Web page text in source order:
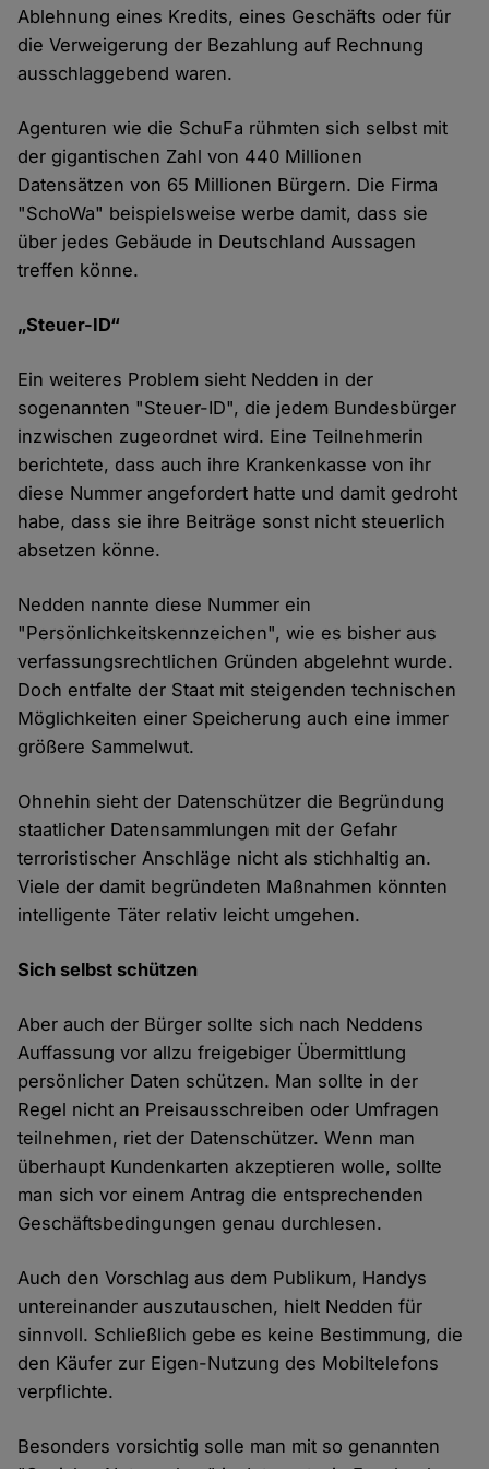
Ablehnung eines Kredits, eines Geschäfts oder für
die Verweigerung der Bezahlung auf Rechnung
ausschlaggebend waren.
Agenturen wie die SchuFa rühmten sich selbst mit
der gigantischen Zahl von 440 Millionen
Datensätzen von 65 Millionen Bürgern. Die Firma
"SchoWa" beispielsweise werbe damit, dass sie
über jedes Gebäude in Deutschland Aussagen
treffen könne.
„Steuer-ID“
Ein weiteres Problem sieht Nedden in der
sogenannten "Steuer-ID", die jedem Bundesbürger
inzwischen zugeordnet wird. Eine Teilnehmerin
berichtete, dass auch ihre Krankenkasse von ihr
diese Nummer angefordert hatte und damit gedroht
habe, dass sie ihre Beiträge sonst nicht steuerlich
absetzen könne.
Nedden nannte diese Nummer ein
"Persönlichkeitskennzeichen", wie es bisher aus
verfassungsrechtlichen Gründen abgelehnt wurde.
Doch entfalte der Staat mit steigenden technischen
Möglichkeiten einer Speicherung auch eine immer
größere Sammelwut.
Ohnehin sieht der Datenschützer die Begründung
staatlicher Datensammlungen mit der Gefahr
terroristischer Anschläge nicht als stichhaltig an.
Viele der damit begründeten Maßnahmen könnten
intelligente Täter relativ leicht umgehen.
Sich selbst schützen
Aber auch der Bürger sollte sich nach Neddens
Auffassung vor allzu freigebiger Übermittlung
persönlicher Daten schützen. Man sollte in der
Regel nicht an Preisausschreiben oder Umfragen
teilnehmen, riet der Datenschützer. Wenn man
überhaupt Kundenkarten akzeptieren wolle, sollte
man sich vor einem Antrag die entsprechenden
Geschäftsbedingungen genau durchlesen.
Auch den Vorschlag aus dem Publikum, Handys
untereinander auszutauschen, hielt Nedden für
sinnvoll. Schließlich gebe es keine Bestimmung, die
den Käufer zur Eigen-Nutzung des Mobiltelefons
verpflichte.
Besonders vorsichtig solle man mit so genannten